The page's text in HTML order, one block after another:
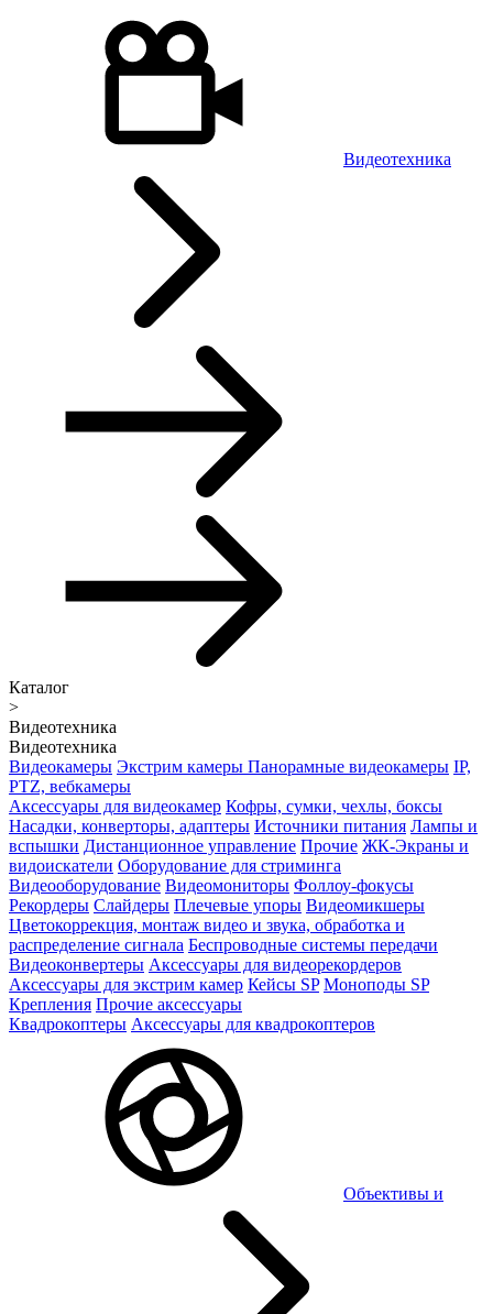
Видеотехника
Каталог
>
Видеотехника
Видеотехника
Видеокамеры Экстрим камеры Панорамные видеокамеры IP,
PTZ, вебкамеры
Аксессуары для видеокамер Кофры, сумки, чехлы, боксы
Насадки, конверторы, адаптеры Источники питания Лампы и
вспышки Дистанционное управление Прочие ЖК-Экраны и
видоискатели Оборудование для стриминга
Видеооборудование Видеомониторы Фоллоу-фокусы
Рекордеры Слайдеры Плечевые упоры Видеомикшеры
Цветокоррекция, монтаж видео и звука, обработка и
распределение сигнала Беспроводные системы передачи
Видеоконвертеры Аксессуары для видеорекордеров
Аксессуары для экстрим камер Кейсы SP Моноподы SP
Крепления Прочие аксессуары
Квадрокоптеры Аксессуары для квадрокоптеров
Объективы и